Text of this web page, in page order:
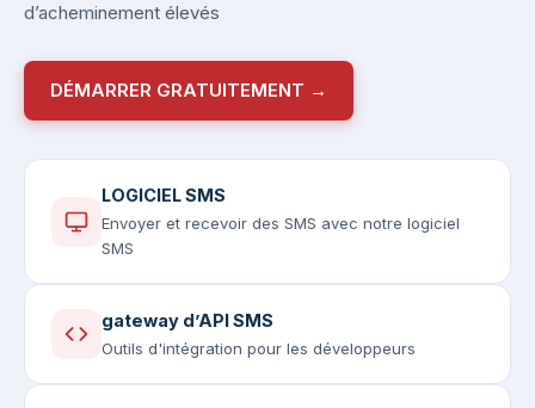
d’acheminement élevés
DÉMARRER GRATUITEMENT →
LOGICIEL SMS
Envoyer et recevoir des SMS avec notre logiciel
SMS
gateway d’API SMS
Outils d'intégration pour les développeurs